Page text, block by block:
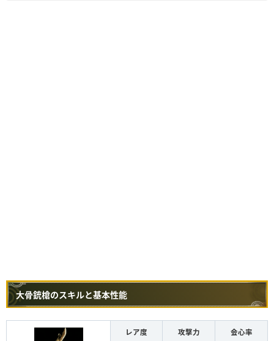
大骨銃槍のスキルと基本性能
レア度 攻撃力 会心率